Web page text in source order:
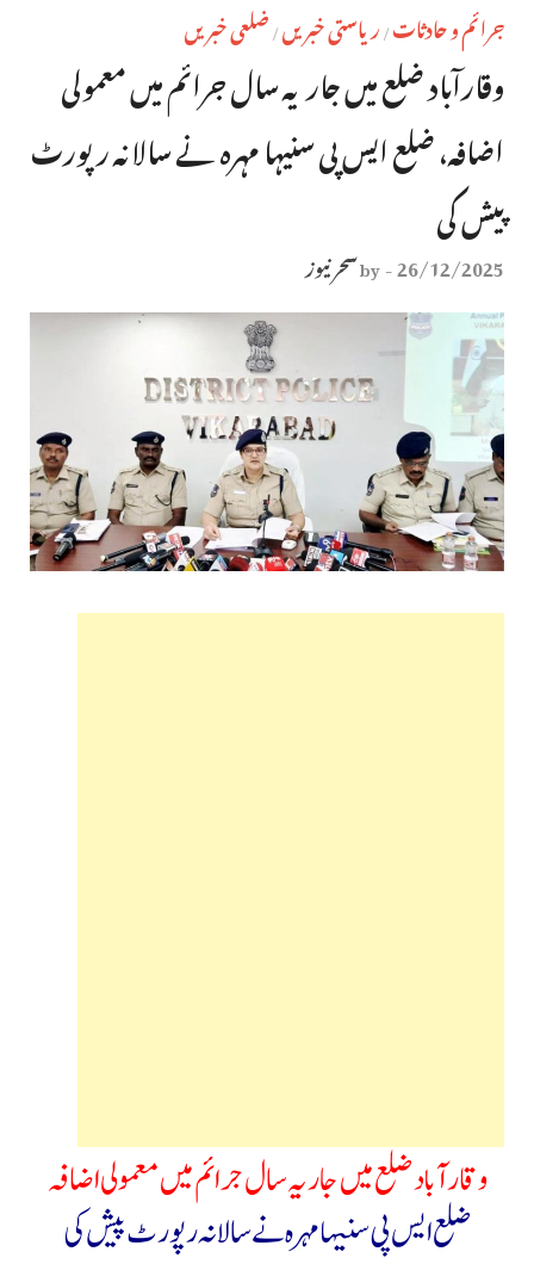
جرائم و حادثات / ریاستی خبریں / ضلعی خبریں
وقارآباد ضلع میں جاریہ سال جرائم میں معمولی
اضافہ، ضلع ایس پی سنیہا مہرہ نے سالانہ رپورٹ
پیش کی
26/12/2025
-
byسحر نیوز
وقارآباد ضلع میں جاریہ سال جرائم میں معمولی اضافہ
ضلع ایس پی سنیہا مہرہ نے سالانہ رپورٹ پیش کی